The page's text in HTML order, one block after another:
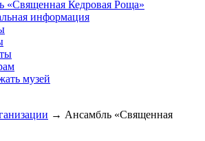
«Священная Кедровая Роща»
информация
музей
→ Ансамбль «Священная